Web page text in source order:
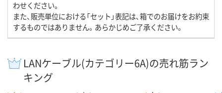
わせください。
また、販売単位における「セット」表記は、箱でのお届けをお約束
するものではありません。あらかじめご了承ください。
LANケーブル(カテゴリー6A)の売れ筋ラン
キング